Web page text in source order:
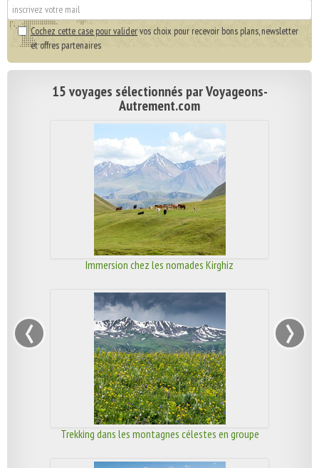
Cochez cette case pour validervos choix pour recevoir bons plans, newsletter
et offres partenaires
15 voyages sélectionnés par Voyageons-
Autrement.com
Immersion chez les nomades Kirghiz
Trekking dans les montagnes célestes en groupe
‹ ›